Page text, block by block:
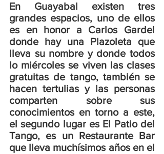
En Guayabal existen tres
grandes espacios, uno de ellos
es en honor a Carlos Gardel
donde hay una Plazoleta que
lleva su nombre y donde todos
lo miércoles se viven las clases
gratuitas de tango, también se
hacen tertulias y las personas
comparten sobre sus
conocimientos en torno a este,
el segundo lugar es El Patio del
Tango, es un Restaurante Bar
que lleva muchísimos años en el